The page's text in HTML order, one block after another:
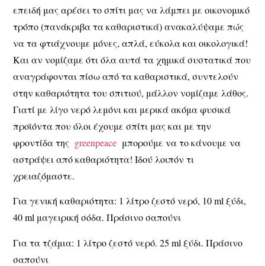
επειδή μας αρέσει το σπίτι μας να λάμπει με οικονομικό
τρόπο (πανάκριβα τα καθαριστικά) ανακαλύψαμε πώς
να τα φτιάχνουμε μόνες, απλά, εύκολα και οικολογικά!
Και αν νομίζαμε ότι όλα αυτά τα χημικά συστατικά που
αναγράφονται πίσω από τα καθαριστικά, συντελούν
στην καθαριότητα του σπιτιού, μάλλον νομίζαμε λάθος.
Γιατί με λίγο νερό λεμόνι και μερικά ακόμα φυσικά
προϊόντα που όλοι έχουμε σπίτι μας και με την
φροντίδα της greenpeace μπορούμε να το κάνουμε να
αστράψει από καθαριότητα! Ιδού λοιπόν τι
χρειαζόμαστε.
Για γενική καθαριότητα: 1 λίτρο ζεστό νερό, 10 ml ξύδι,
40 ml μαγειρική σόδα. Πράσινο σαπούνι
Για τα τζάμια: 1 λίτρο ζεστό νερό. 25 ml ξύδι. Πράσινο
σαπούνι